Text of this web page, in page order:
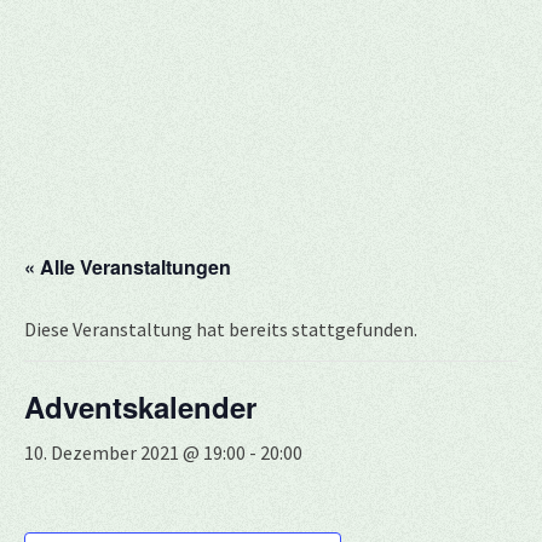
« Alle Veranstaltungen
Diese Veranstaltung hat bereits stattgefunden.
Adventskalender
10. Dezember 2021 @ 19:00 - 20:00